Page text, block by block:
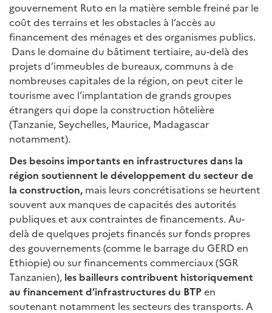
gouvernement Ruto en la matière semble freiné par le
coût des terrains et les obstacles à l’accès au
financement des ménages et des organismes publics.
Dans le domaine du bâtiment tertiaire, au-delà des
projets d’immeubles de bureaux, communs à de
nombreuses capitales de la région, on peut citer le
tourisme avec l’implantation de grands groupes
étrangers qui dope la construction hôtelière
(Tanzanie, Seychelles, Maurice, Madagascar
notamment).
Des besoins importants en infrastructures dans la
région soutiennent le développement du secteur de
la construction, mais leurs concrétisations se heurtent
souvent aux manques de capacités des autorités
publiques et aux contraintes de financements. Au-
delà de quelques projets financés sur fonds propres
des gouvernements (comme le barrage du GERD en
Ethiopie) ou sur financements commerciaux (SGR
Tanzanien), les bailleurs contribuent historiquement
au financement d’infrastructures du BTPen
soutenant notamment les secteurs des transports. A